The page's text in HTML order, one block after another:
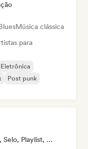
Música clássica
para
Eletrônica
Post punk
Canal Do YouTube/Twitch, Selo, Playlist, Rádio